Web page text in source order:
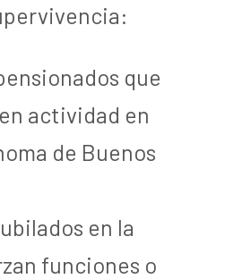
que
actividad en
de Buenos
en la
funciones o